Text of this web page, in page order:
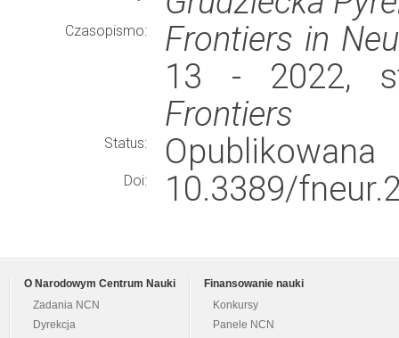
Czasopismo:
Frontiers in
13 - 2022,
Frontiers
Status: Opublikowana
Doi: 10.3389/
O Narodowym Centrum Nauki
Zadania NCN
Dyrekcja
Finansowanie nauki
Konkursy
Panele NCN